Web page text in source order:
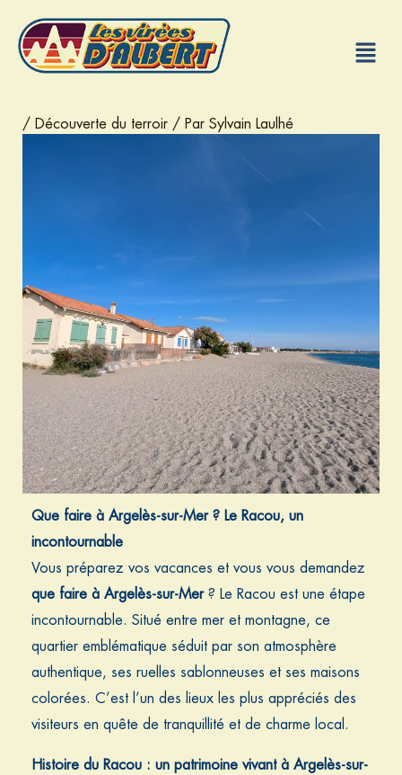
contenu
Menu
/ Découverte du terroir/ Par Sylvain Laulhé
Que faire à Argelès-sur-Mer ? Le Racou, un
incontournable
Vous préparez vos vacances et vous vous demandez
que faire à Argelès-sur-Mer? Le Racou est une étape
incontournable. Situé entre mer et montagne, ce
quartier emblématique séduit par son atmosphère
authentique, ses ruelles sablonneuses et ses maisons
colorées. C’est l’un des lieux les plus appréciés des
visiteurs en quête de tranquillité et de charme local.
Histoire du Racou : un patrimoine vivant à Argelès-sur-